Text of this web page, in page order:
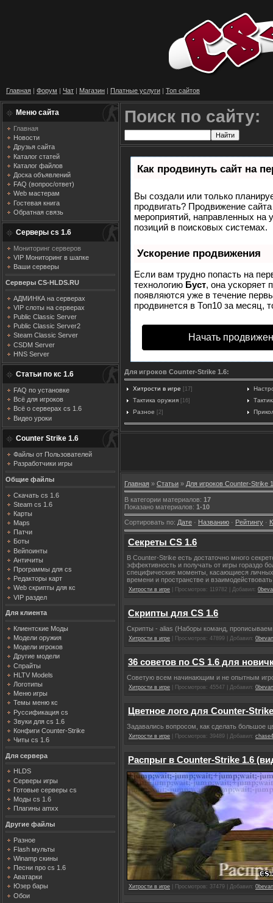
Главная | Форум | Чат | Магазин | Платные услуги | Топ сайтов
Меню сайта
Главная
Новости
Друзья сайта
Каталог статей
Каталог файлов
Доска объявлений
FAQ (вопрос/ответ)
Web мастерам
Гостевая книга
Обратная связь
Серверы cs 1.6
Мониторинг серверов
VIP Мониторинг в шапке
Ваши серверы
Серверы CS-HLDS.RU
АДМИНКА на серверах
VIP слоты на серверах
Public Classic Server
Public Classic Server2
Steam Classic Server
CSDM Server
HNS Server
Статьи по кс 1.6
FAQ по установке
Всё для игроков
Всё о серверах cs 1.6
Видео уроки
Counter Strike 1.6
Файлы от Пользователей
Разработчики игры
Общие файлы
Скачать cs 1.6
Steam cs 1.6
Карты
Maps
Патчи
Боты
Вейпоинты
Античиты
Программы для cs
Редакторы карт
Web скрипты для кс
VIP раздел
Для клиента
Клиентские Моды
Модели оружия
Модели игроков
Другие модели
Спрайты
HLTV Models
Логотипы
Меню игры
Темы меню кс
Руссификация cs
Звуки для cs 1.6
Конфиги Counter-Strike
Читы cs 1.6
Для сервера
HLDS
Серверы игры
Готовые серверы cs
Моды cs 1.6
Плагины amxx
Другие файлы
Разное
Flash мульты
Winamp скины
Песни про cs 1.6
Аватарки
Юзер бары
Обои
Поиск по сайту:
Как продвинуть сайт на
Вы создали или только
продвигать? Продвижение
мероприятий, направленных на
позиций в поисковых системах.
Ускорение продвижения
Если вам трудно попасть на
технологию Буст, она ускоряет
появляются уже в течение
продвинется в Топ10 за месяц,
Начать
Для игроков Counter-Strike 1.6:
Хитрости в игре [17]
Тактика оружия
[16]
Разное
[2]
Главная » Статьи » Для игроков Counter-Strike
В категории материалов: 17
Показано материалов: 1-10
Сортировать по: Дате · Названию · Рейтингу ·
Секреты CS 1.6
В Counter-Strike есть достаточно много
эффективность и получать от игры гораздо
специфические моменты, касающиеся личных
времени и пространстве и
Хитрости в игре | Просмотров: 119782 | Добавил:
Скрипты для CS 1.6
Скрипты - alias (Наборы команд,
Хитрости в игре | Просмотров: 47899 | Добавил: 0bevan
36 советов по CS 1.6 для
Советую всем начинающим и не опытным
Хитрости в игре | Просмотров: 45547 | Добавил: 0bevan
Цветное лого для Counter-
Задавались вопросом, как сделать большое
Хитрости в игре | Просмотров: 39489 | Добавил:
Распрыг в Counter-Strike 1.6
Хитрости в игре | Просмотров: 37479 | Добавил: 0bevan